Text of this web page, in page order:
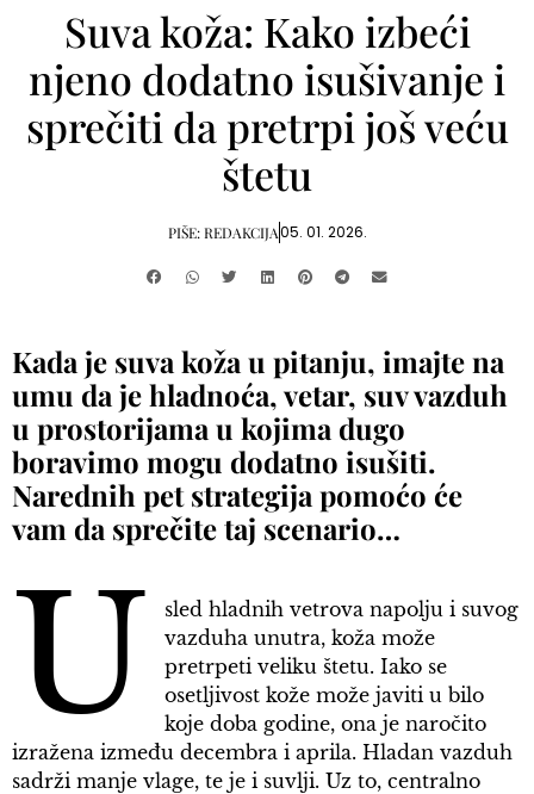
Suva koža: Kako izbeći
njeno dodatno isušivanje i
sprečiti da pretrpi još veću
štetu
PIŠE:REDAKCIJA05. 01. 2026.
Kada je suva koža u pitanju, imajte na
umu da je hladnoća, vetar, suv vazduh
u prostorijama u kojima dugo
boravimo mogu dodatno isušiti.
Narednih pet strategija pomoćo će
vam da sprečite taj scenario…
U
sled hladnih vetrova napolju i suvog
vazduha unutra, koža može
pretrpeti veliku štetu. Iako se
osetljivost kože može javiti u bilo
koje doba godine, ona je naročito
izražena između decembra i aprila. Hladan vazduh
sadrži manje vlage, te je i suvlji. Uz to, centralno